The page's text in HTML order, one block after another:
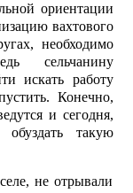
ориентации
вахтового
необходимо
сельчанину
искать работу
Конечно,
и сегодня,
такую
не отрывали